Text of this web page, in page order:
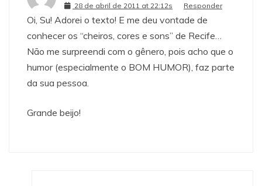
28 de abril de 2011 at 22:12s Responder
Oi, Su! Adorei o texto! E me deu vontade de
conhecer os “cheiros, cores e sons” de Recife…
Não me surpreendi com o gênero, pois acho que o
humor (especialmente o BOM HUMOR), faz parte
da sua pessoa.
Grande beijo!